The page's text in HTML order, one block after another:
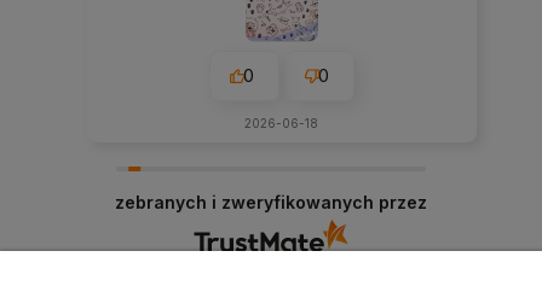
0 0
2026-06-18
zebranych i zweryfikowanych przez